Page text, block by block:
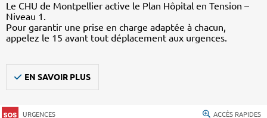
Le CHU de Montpellier active le Plan Hôpital en Tension –
Niveau 1.
Pour garantir une prise en charge adaptée à chacun,
appelez le 15 avant tout déplacement aux urgences.
EN SAVOIR PLUS
URGENCES ACCÈS RAPIDES